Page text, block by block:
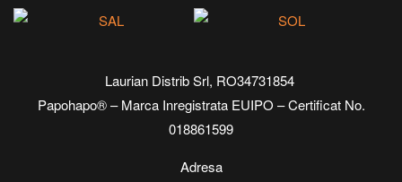
Laurian Distrib Srl, RO34731854
Papohapo® – Marca Inregistrata EUIPO – Certificat No.
018861599
Adresa